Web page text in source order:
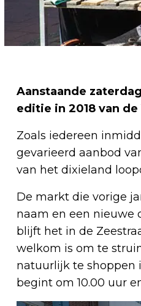
Aanstaande
editie in 2018 van
Zoals iedereen
gevarieerd aanbod
van het dixieland
De markt die vorige
naam en een nieuwe
blijft het in de
welkom is om te
natuurlijk te shoppen
begint om 10.00 uur